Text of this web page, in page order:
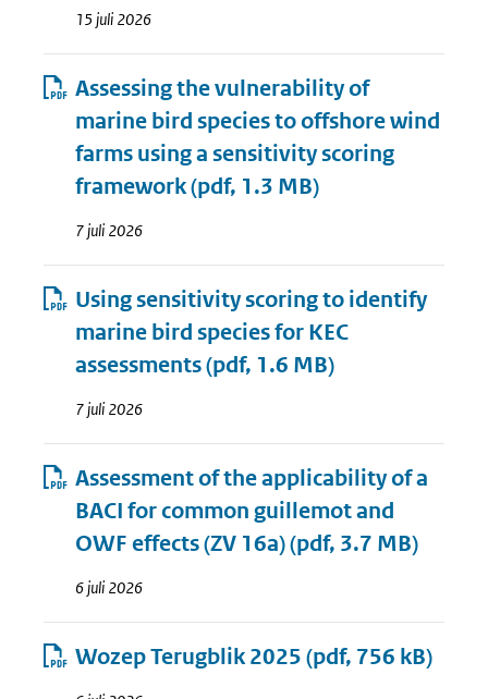
15 juli 2026
Assessing the vulnerability of
marine bird species to offshore wind
farms using a sensitivity scoring
framework(pdf, 1.3 MB)
7 juli 2026
Using sensitivity scoring to identify
marine bird species for KEC
assessments(pdf, 1.6 MB)
7 juli 2026
Assessment of the applicability of a
BACI for common guillemot and
OWF effects (ZV 16a)(pdf, 3.7 MB)
6 juli 2026
Wozep Terugblik 2025 (pdf, 756 kB)